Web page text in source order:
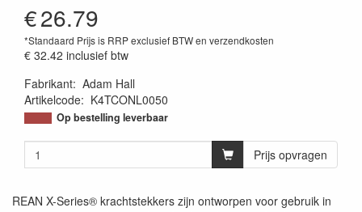
€26.79
*Standaard Prijs is RRP exclusief BTW en verzendkosten
€ 32.42 inclusief btw
Fabrikant: Adam Hall
Artikelcode: K4TCONL0050
Op bestelling leverbaar
Prijs opvragen
REAN X-Series® krachtstekkers zijn ontworpen voor gebruik in